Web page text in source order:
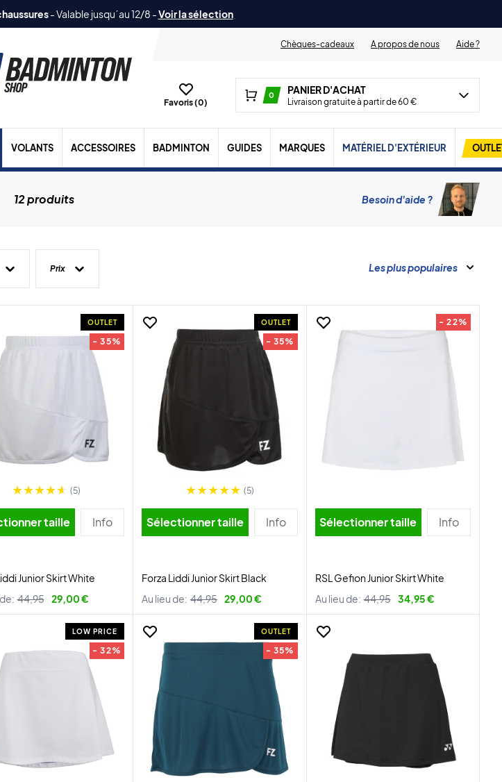
-Valable jusqu´au 12/8 -Voir la sélection
Chèques-cadeaux
A propos de nous Aide ?
Favoris (0)
0 PANIER D'ACHAT
Livraison gratuite à partir de 60 €
VOLANTS ACCESSOIRES BADMINTON GUIDES MARQUES MATÉRIEL D'EXTÉRIEUR
12 produits Besoin d'aide ?
Prix Les plus populaires
OUTLET
- 35%
(5)
taille Info
Junior Skirt White
44,95 29,00 €
OUTLET
- 35%
(5)
Sélectionner taille Info
Forza Liddi Junior Skirt Black
Au lieu de: 44,95 29,00 €
- 22%
Sélectionner taille Info
RSL Gefion Junior Skirt White
Au lieu de: 44,95 34,95 €
LOW PRICE
- 32%
OUTLET
- 35%